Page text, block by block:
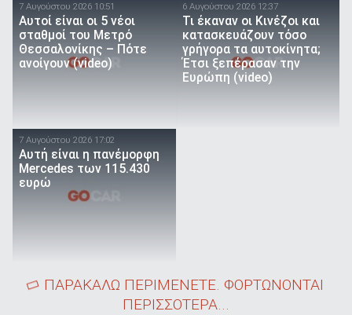
7 Αυγούστου 2026 10:51
Αυτοί είναι οι 5 νέοι
σταθμοί του Μετρό
Θεσσαλονίκης – Πότε
ανοίγουν (video)
6 Αυγούστου 2026 12:37
Τι έκαναν οι Κινέζοι και
κατασκευάζουν τόσο
γρήγορα τα αυτοκίνητα;
Έτσι ξεπέρασαν την
Ευρώπη (video)
7 Αυγούστου 2026 17:02
Αυτή είναι η πανέμορφη
Mercedes των 115.430
ευρώ
ΠΑΡΑΚΑΛΩ ΠΕΡΙΜΕΝΕΤΕ. ΦΟΡΤΩΝΟΝΤΑΙ
ΠΕΡΙΣΣΟΤΕΡΑ...